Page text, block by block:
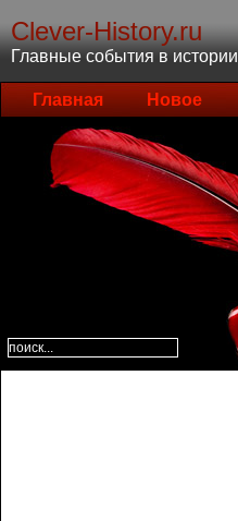
Clever-History.ru
Главные события в истории
Главная Новое